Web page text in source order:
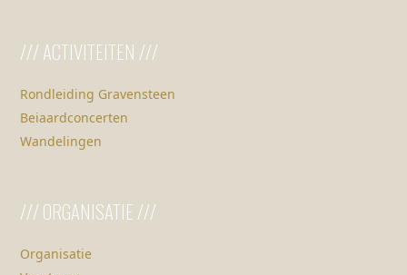
/// ACTIVITEITEN ///
Rondleiding Gravensteen
Beiaardconcerten
Wandelingen
/// ORGANISATIE ///
Organisatie